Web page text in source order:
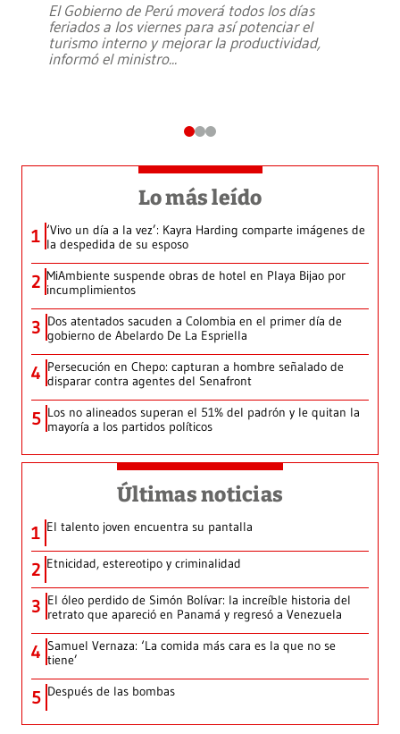
El Gobierno de Perú moverá todos los días
feriados a los viernes para así potenciar el
turismo interno y mejorar la productividad,
informó el ministro...
Lo más leído
1 ‘Vivo un día a la vez’: Kayra Harding comparte imágenes de
la despedida de su esposo
2 MiAmbiente suspende obras de hotel en Playa Bijao por
incumplimientos
3 Dos atentados sacuden a Colombia en el primer día de
gobierno de Abelardo De La Espriella
4 Persecución en Chepo: capturan a hombre señalado de
disparar contra agentes del Senafront
5 Los no alineados superan el 51% del padrón y le quitan la
mayoría a los partidos políticos
Últimas noticias
1 El talento joven encuentra su pantalla​
2 Etnicidad, estereotipo y criminalidad
3 El óleo perdido de Simón Bolívar: la increíble historia del
retrato que apareció en Panamá y regresó a Venezuela
4 Samuel Vernaza: ‘La comida más cara es la que no se
tiene’
5 Después de las bombas